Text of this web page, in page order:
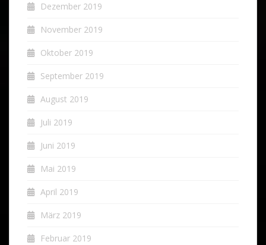
Dezember 2019
November 2019
Oktober 2019
September 2019
August 2019
Juli 2019
Juni 2019
Mai 2019
April 2019
März 2019
Februar 2019